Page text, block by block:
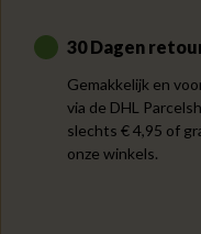
30 Dagen
Gemakkelijk en
via de DHL
slechts € 4,95 of
onze winkels.